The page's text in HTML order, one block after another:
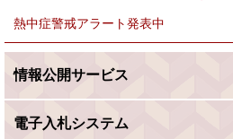
熱中症警戒アラート発表中
情報公開サービス
電子入札システム